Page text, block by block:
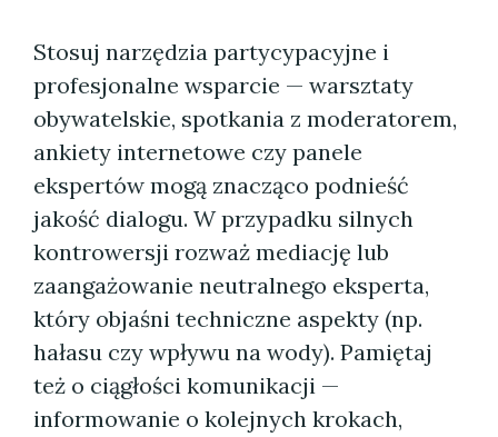
Stosuj narzędzia partycypacyjne i
profesjonalne wsparcie — warsztaty
obywatelskie, spotkania z moderatorem,
ankiety internetowe czy panele
ekspertów mogą znacząco podnieść
jakość dialogu. W przypadku silnych
kontrowersji rozważ mediację lub
zaangażowanie neutralnego eksperta,
który objaśni techniczne aspekty (np.
hałasu czy wpływu na wody). Pamiętaj
też o ciągłości komunikacji —
informowanie o kolejnych krokach,